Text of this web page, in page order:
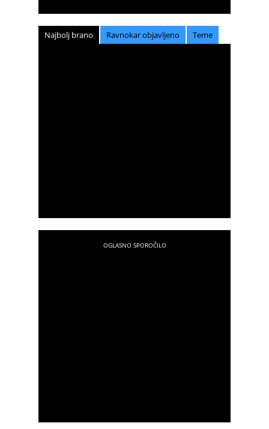
Najbolj brano Ravnokar objavljeno Teme